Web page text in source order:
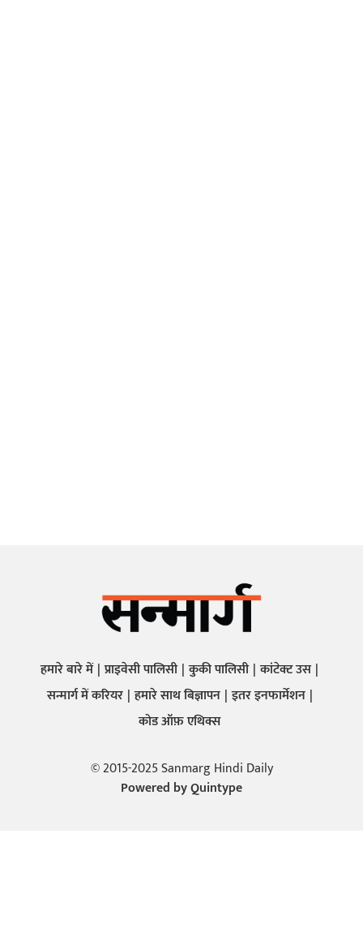
हमारे बारे में प्राइवेसी पालिसी कुकी पालिसी कांटेक्ट उस
सन्मार्ग में करियर हमारे साथ बिज्ञापन इतर इनफार्मेशन
कोड ऑफ़ एथिक्स
© 2015-2025 Sanmarg Hindi Daily
Powered byQuintype